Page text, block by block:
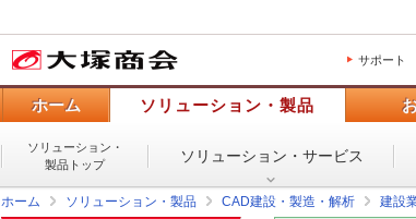
サポート
ホーム ソリューション・製品
ソリューション・
製品トップ
ソリューション・ サービス
ホーム ソリューション・製品 CAD建設・製造・解析 建設